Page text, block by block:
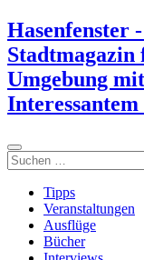
Zum
Inhalt
springen
Hasenfenster
Umgebung
Suchen
Tipps
Veranstaltungen
Ausflüge
Bücher